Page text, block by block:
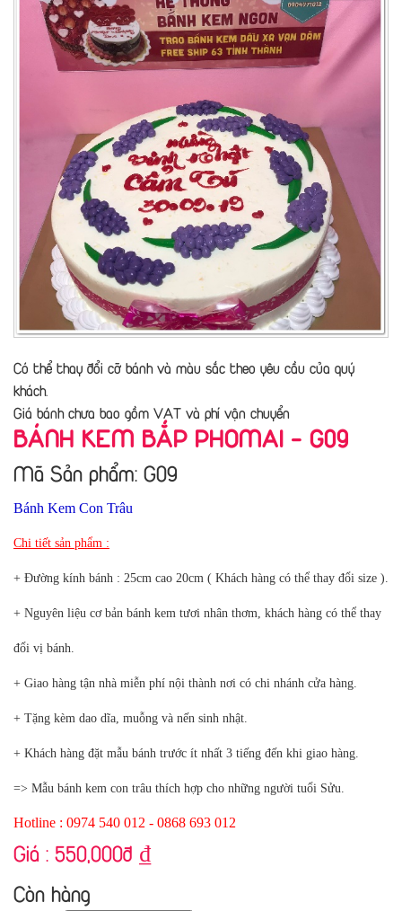
Có thể thay đổi cỡ bánh và màu sắc theo yêu cầu của quý
khách.
Giá bánh chưa bao gồm VAT và phí vận chuyển
BÁNH KEM BẮP PHOMAI - G09
Mã Sản phẩm: G09
Bánh Kem Con Trâu
Chi tiết sản phẩm :
+ Đường kính bánh : 25cm cao 20cm ( Khách hàng có thể thay đổi size ).
+ Nguyên liệu cơ bản bánh kem tươi nhân thơm, khách hàng có thể thay
đổi vị bánh.
+ Giao hàng tận nhà miễn phí nội thành nơi có chi nhánh cửa hàng.
+ Tặng kèm dao dĩa, muỗng và nến sinh nhật.
+ Khách hàng đặt mẫu bánh trước ít nhất 3 tiếng đến khi giao hàng.
=> Mẫu bánh kem con trâu thích hợp cho những người tuổi Sửu.
Hotline : 0974 540 012 - 0868 693 012
Giá : 550,000đ ₫
Còn hàng